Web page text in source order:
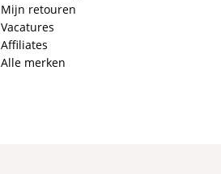
Mijn retouren
Vacatures
Affiliates
Alle merken